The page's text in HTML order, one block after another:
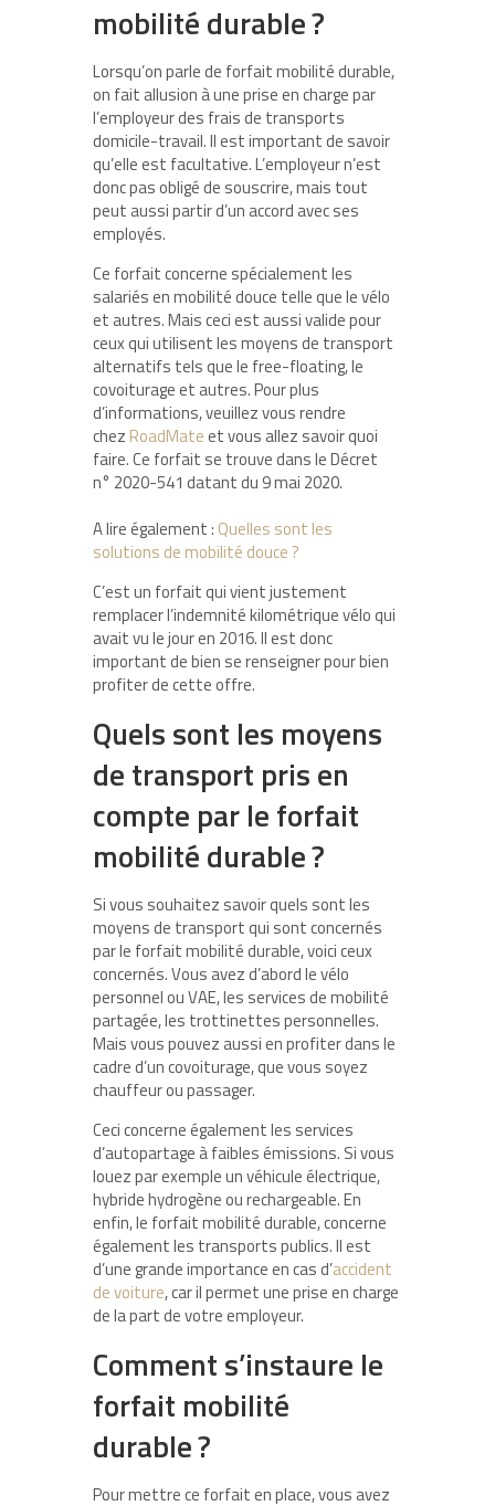
mobilité durable ?
Lorsqu’on parle de forfait mobilité durable,
on fait allusion à une prise en charge par
l’employeur des frais de transports
domicile-travail. Il est important de savoir
qu’elle est facultative. L’employeur n’est
donc pas obligé de souscrire, mais tout
peut aussi partir d’un accord avec ses
employés.
Ce forfait concerne spécialement les
salariés en mobilité douce telle que le vélo
et autres. Mais ceci est aussi valide pour
ceux qui utilisent les moyens de transport
alternatifs tels que le free-floating, le
covoiturage et autres. Pour plus
d’informations, veuillez vous rendre
chez RoadMateet vous allez savoir quoi
faire. Ce forfait se trouve dans le Décret
n° 2020-541 datant du 9 mai 2020.
A lire également : Quelles sont les
solutions de mobilité douce ?
C’est un forfait qui vient justement
remplacer l’indemnité kilométrique vélo qui
avait vu le jour en 2016. Il est donc
important de bien se renseigner pour bien
profiter de cette offre.
Quels sont les moyens
de transport pris en
compte par le forfait
mobilité durable ?
Si vous souhaitez savoir quels sont les
moyens de transport qui sont concernés
par le forfait mobilité durable, voici ceux
concernés. Vous avez d’abord le vélo
personnel ou VAE, les services de mobilité
partagée, les trottinettes personnelles.
Mais vous pouvez aussi en profiter dans le
cadre d’un covoiturage, que vous soyez
chauffeur ou passager.
Ceci concerne également les services
d’autopartage à faibles émissions. Si vous
louez par exemple un véhicule électrique,
hybride hydrogène ou rechargeable. En
enfin, le forfait mobilité durable, concerne
également les transports publics. Il est
d’une grande importance en cas d’accident
de voiture, car il permet une prise en charge
de la part de votre employeur.
Comment s’instaure le
forfait mobilité
durable ?
Pour mettre ce forfait en place, vous avez